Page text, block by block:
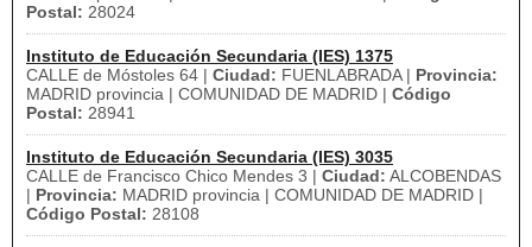
Postal: 28024
Instituto de Educación Secundaria (IES) 1375
CALLE de Móstoles 64 | Ciudad: FUENLABRADA | Provincia:
MADRID provincia | COMUNIDAD DE MADRID | Código
Postal: 28941
Instituto de Educación Secundaria (IES) 3035
CALLE de Francisco Chico Mendes 3 | Ciudad: ALCOBENDAS
| Provincia: MADRID provincia | COMUNIDAD DE MADRID |
Código Postal: 28108